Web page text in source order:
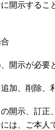
開示するこ
開示が必要
加、削除、
開示、訂正
は、ご本人